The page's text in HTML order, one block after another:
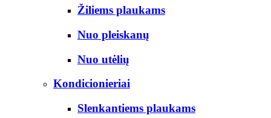
Žiliems plaukams
Nuo pleiskanų
Nuo utėlių
Kondicionieriai
Slenkantiems plaukams